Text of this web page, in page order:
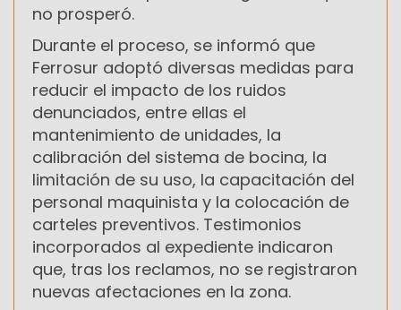
no prosperó.
Durante el proceso, se informó que
Ferrosur adoptó diversas medidas para
reducir el impacto de los ruidos
denunciados, entre ellas el
mantenimiento de unidades, la
calibración del sistema de bocina, la
limitación de su uso, la capacitación del
personal maquinista y la colocación de
carteles preventivos. Testimonios
incorporados al expediente indicaron
que, tras los reclamos, no se registraron
nuevas afectaciones en la zona.